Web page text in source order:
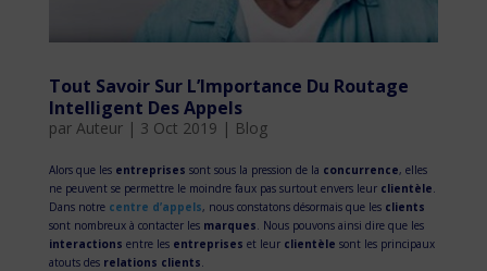
Tout Savoir Sur L’Importance Du Routage
Intelligent Des Appels
par Auteur| 3 Oct 2019 | Blog
Alors que les entreprises sont sous la pression de la concurrence, elles
ne peuvent se permettre le moindre faux pas surtout envers leur clientèle
Dans notre centre d’appels, nous constatons désormais que les clients
sont nombreux à contacter les marques . Nous pouvons ainsi dire que les
interactions entre les entreprises et leurclientèle sont les principaux
atouts des relations clients